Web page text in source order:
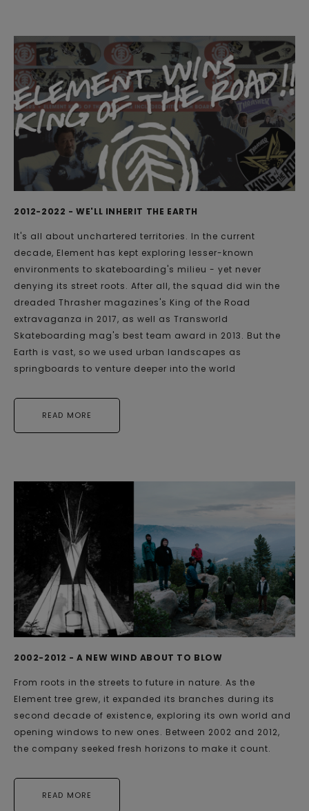
2012-2022 - WE'LL INHERIT THE EARTH
It's all about unchartered territories. In the current
decade, Element has kept exploring lesser-known
environments to skateboarding's milieu - yet never
denying its street roots. After all, the squad did win the
dreaded Thrasher magazines's King of the Road
extravaganza in 2017, as well as Transworld
Skateboarding mag's best team award in 2013. But the
Earth is vast, so we used urban landscapes as
springboards to venture deeper into the world
READ MORE
2002-2012 - A NEW WIND ABOUT TO BLOW
From roots in the streets to future in nature. As the
Element tree grew, it expanded its branches during its
second decade of existence, exploring its own world and
opening windows to new ones. Between 2002 and 2012,
the company seeked fresh horizons to make it count.
READ MORE